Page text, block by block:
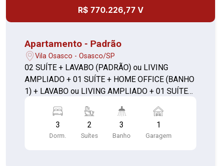
R$ 770.226,77 V
Apartamento - Padrão
Vila Osasco - Osasco/SP
02 SUÍTE + LAVABO (PADRÃO) ou LIVING
AMPLIADO + 01 SUÍTE + HOME OFFICE (BANHO
1) + LAVABO ou LIVING AMPLIADO + 01 SUÍTE
3
Dorm.
2
Suítes
3
Banho
1
Garagem